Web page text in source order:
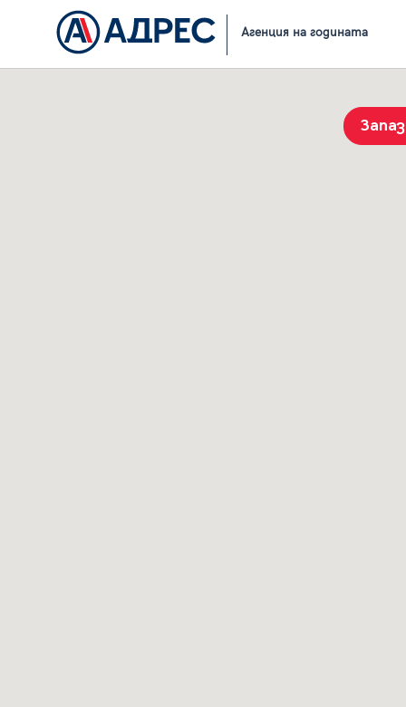
Агенция на годината
Начало Резултати от търсене